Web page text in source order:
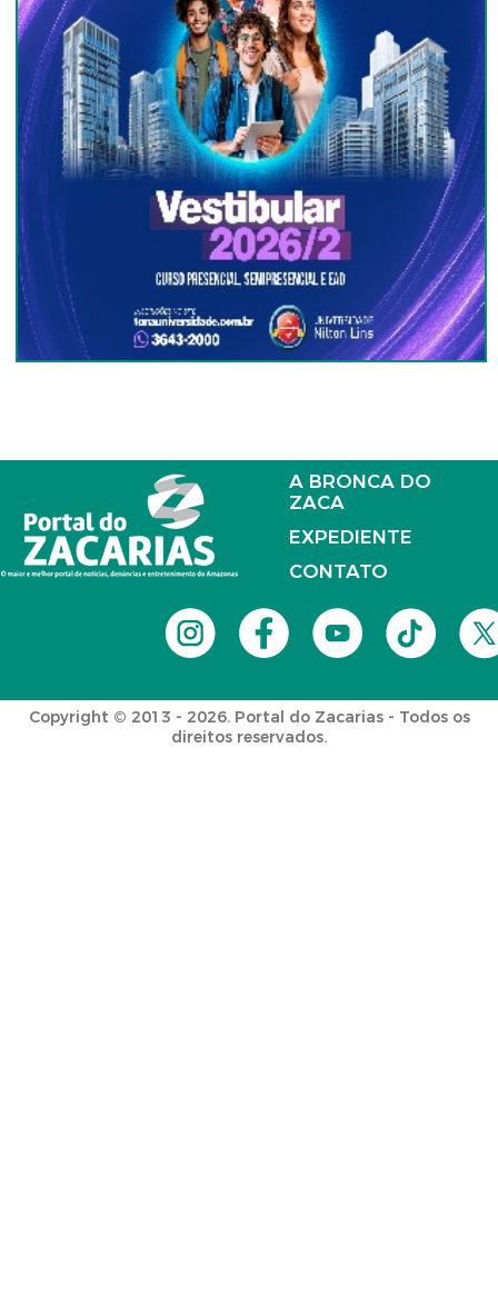
A BRONCA DO
ZACA
EXPEDIENTE
CONTATO
Copyright © 2013 - 2026. Portal do Zacarias - Todos os
direitos reservados.